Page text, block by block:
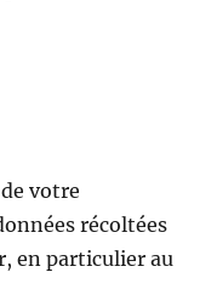
votre
récoltées
en particulier au